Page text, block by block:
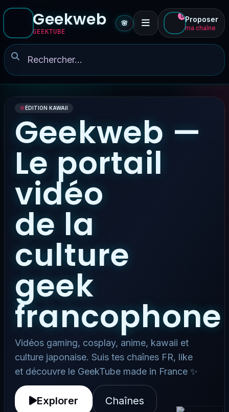
Geekweb
GEEKTUBE
🌸
0 Proposer
ma chaîne
🌸ÉDITION KAWAII
Geekweb —
Le portail
vidéo
de la
culture
geek
francophone
Vidéos gaming, cosplay, anime, kawaii et
culture japonaise. Suis tes chaînes FR, like
et découvre le GeekTube made in France ✨
Explorer Chaînes